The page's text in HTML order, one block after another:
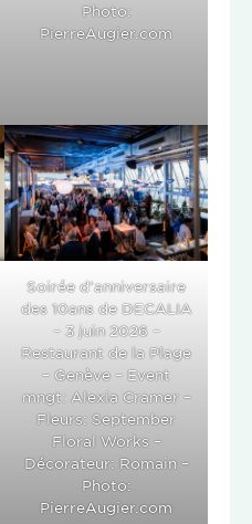
Photo:
PierreAugier.com
Soirée d’anniversaire
des 10ans de DECALIA
– 3 juin 2026 –
Restaurant de la Plage
– Genève – Event
mngt: Alexia Cramer –
Fleurs: September
Floral Works –
Décorateur: Romain –
Photo:
PierreAugier.com